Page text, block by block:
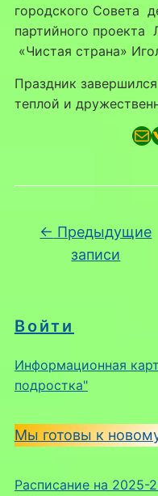
Войти
Информационная
подростка"
Мы готовы к
Расписание на 2025-
городского Совета
партийного
«Чистая страна»
Праздник
теплой и
Навигация по
← Предыдущие
записи